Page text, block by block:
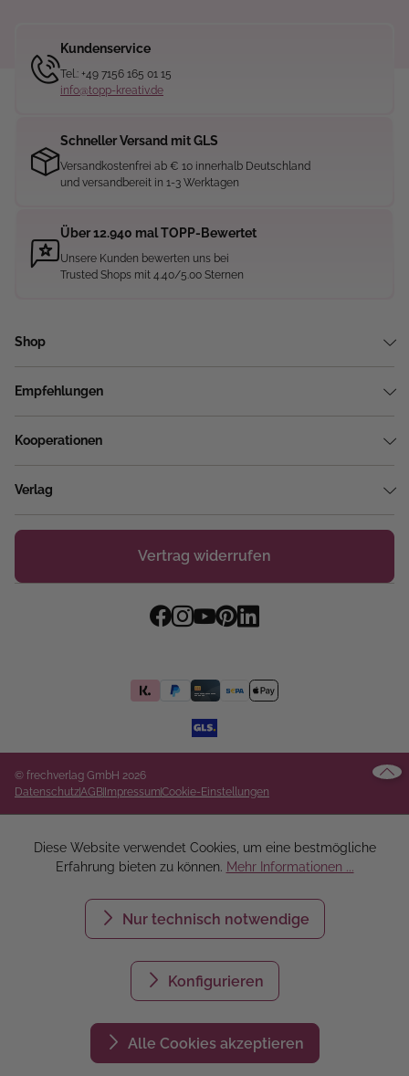
Kundenservice
Tel.: +49 7156 165 01 15
info@topp-kreativ.de
Schneller Versand mit GLS
Versandkostenfrei ab € 10 innerhalb Deutschland
und versandbereit in 1-3 Werktagen
Über 12.940 mal TOPP-Bewertet
Unsere Kunden bewerten uns bei
Trusted Shops mit 4.40/5.00 Sternen
Shop
Empfehlungen
Kooperationen
Verlag
Vertrag widerrufen
© frechverlag GmbH 2026
DatenschutzAGB ImpressumCookie-Einstellungen
Diese Website verwendet Cookies, um eine bestmögliche
Erfahrung bieten zu können. Mehr Informationen ...
Nur technisch notwendige
Konfigurieren
Alle Cookies akzeptieren